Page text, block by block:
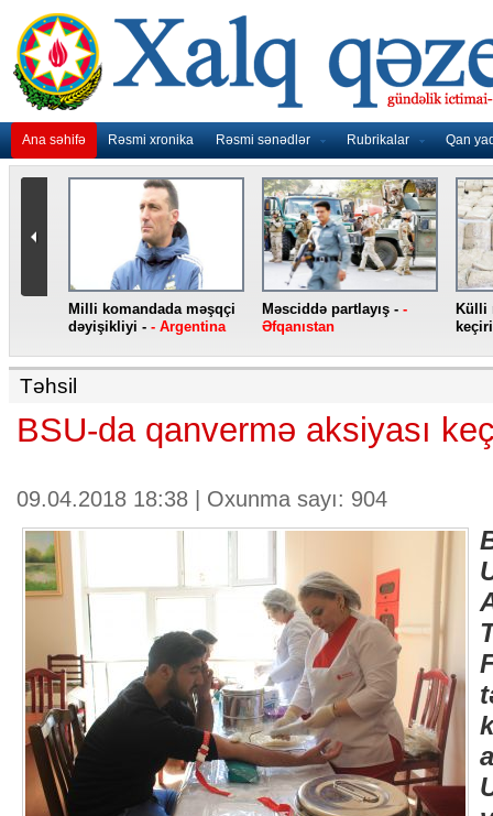
Ana səhifə Rəsmi xronika Rəsmi sənədlər Rubrikalar Qan
Milli komandada məşqçi
dəyişikliyi - - Argentina
Məsciddə partlayış - -
Əfqanıstan
Külli
Təhsil
BSU-da qanvermə aksiyası
09.04.2018 18:38 | Oxunma sayı: 904